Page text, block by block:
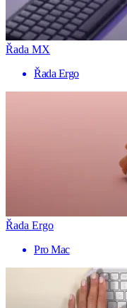
Řada MX
Řada Ergo
Řada Ergo
Pro Mac